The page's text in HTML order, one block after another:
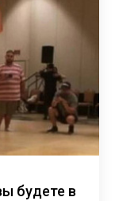
будете в